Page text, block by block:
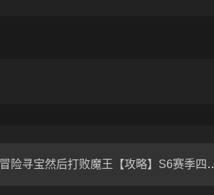
冒险寻宝然后打败魔王【攻略】S6赛季四弓dot召唤队伍简易攻